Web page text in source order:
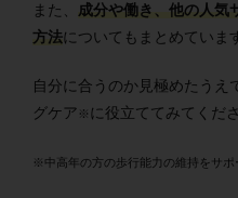
また、 成分や働き、他の人気
方法についてもまとめていま
自分に合うのか見極めたうえ
グケア ※ に役立ててみてくださ
※中高年の方の歩行能力の維持をサポ